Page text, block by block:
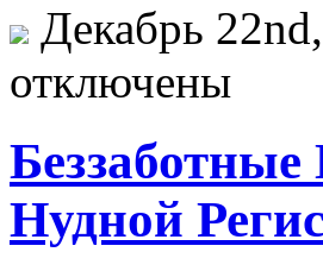
Декабрь
отключены
Нудной